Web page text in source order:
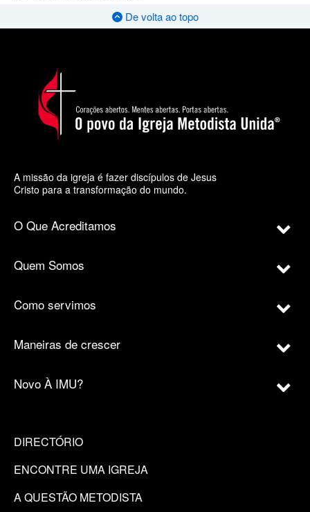
De volta ao topo
A missão da igreja é fazer discípulos de Jesus
Cristo para a transformação do mundo.
O Que Acreditamos
Quem Somos
Como servimos
Maneiras de crescer
Novo À IMU?
DIRECTÓRIO
ENCONTRE UMA IGREJA
A QUESTÃO METODISTA